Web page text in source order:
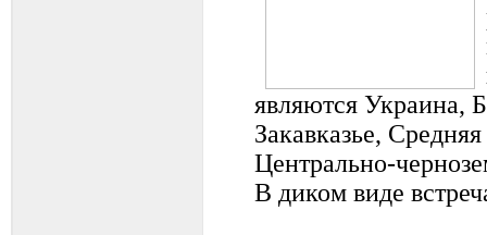
являются Украина,
Закавказье,
Центрально-
В диком виде